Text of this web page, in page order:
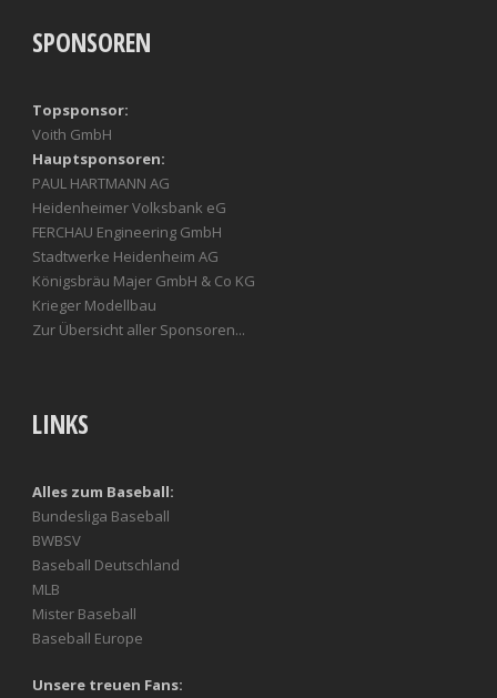
SPONSOREN
Topsponsor:
Voith GmbH
Hauptsponsoren:
PAUL HARTMANN AG
Heidenheimer Volksbank eG
FERCHAU Engineering GmbH
Stadtwerke Heidenheim AG
Königsbräu Majer GmbH & Co KG
Krieger Modellbau
Zur Übersicht aller Sponsoren...
LINKS
Alles zum Baseball:
Bundesliga Baseball
BWBSV
Baseball Deutschland
MLB
Mister Baseball
Baseball Europe
Unsere treuen Fans: